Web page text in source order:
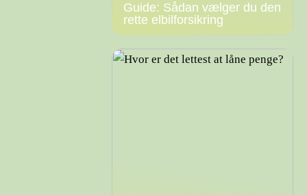
Guide: Sådan vælger du den
rette elbilforsikring